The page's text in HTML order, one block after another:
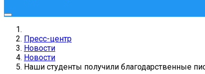
Пресс-центр
Новости
Новости
Наши студенты получили благодарственные